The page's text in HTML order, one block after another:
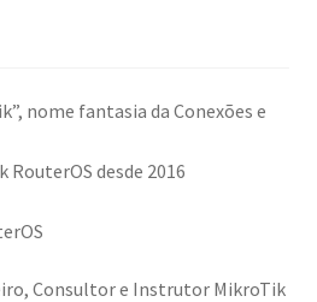
nome fantasia da Conexões e
RouterOS desde 2016
Consultor e Instrutor MikroTik